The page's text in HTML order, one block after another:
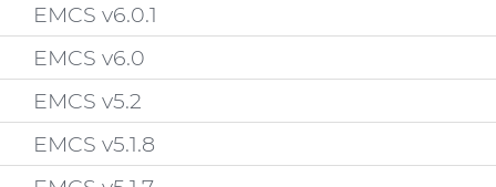
EMCS v6.0.1
EMCS v6.0
EMCS v5.2
EMCS v5.1.8